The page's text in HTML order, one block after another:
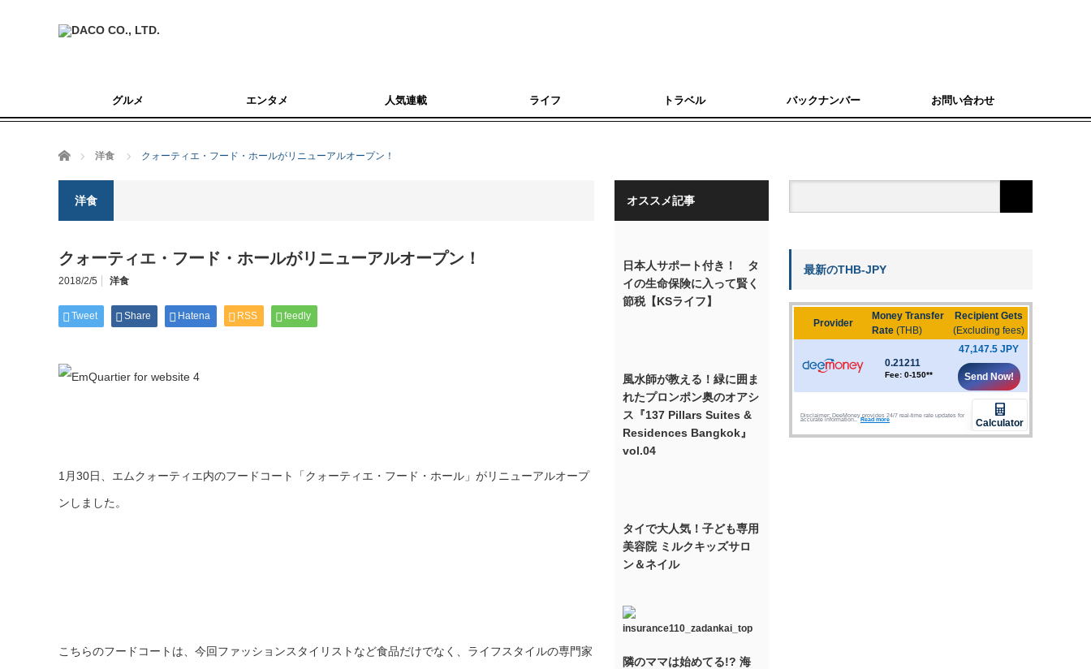
グルメ エンタメ 人気連載 ライフ トラベル バックナンバー お問い合わせ
ホーム 洋食 クォーティエ・フード・ホールがリニューアルオープン！
洋食
クォーティエ・フード・ホールがリニューアルオープン！
2018/2/5 洋食
Tweet Share Hatena RSS feedly
1月30日、エムクォーティエ内のフードコート「クォーティエ・フード・ホール」がリニューアルオープ
ンしました。
こちらのフードコートは、今回ファッションスタイリストなど食品だけでなく、ライフスタイルの専門家
オススメ記事
日本人サポート付き！ タ
イの生命保険に入って賢く
節税【KSライフ】
風水師が教える！緑に囲ま
れたプロンポン奥のオアシ
ス『137 Pillars Suites &
Residences Bangkok』
vol.04
タイで大人気！子ども専用
美容院 ミルクキッズサロ
ン＆ネイル
隣のママは始めてる!? 海
最新のTHB-JPY